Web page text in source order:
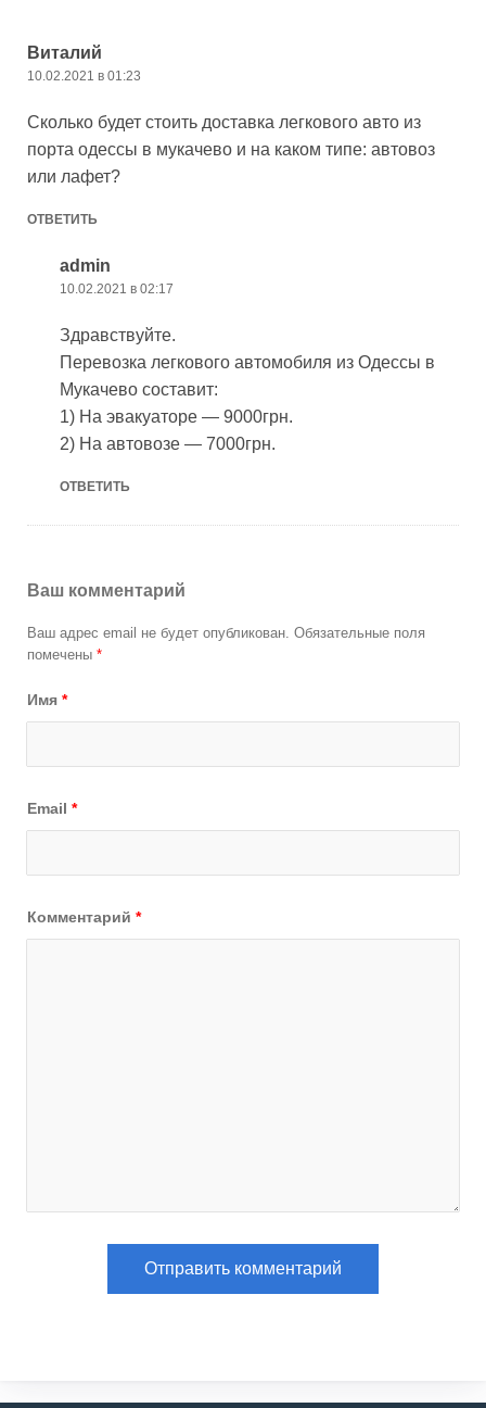
Виталий
10.02.2021 в 01:23
Сколько будет стоить доставка легкового авто из
порта одессы в мукачево и на каком типе: автовоз
или лафет?
ОТВЕТИТЬ
admin
10.02.2021 в 02:17
Здравствуйте.
Перевозка легкового автомобиля из Одессы в
Мукачево составит:
1) На эвакуаторе — 9000грн.
2) На автовозе — 7000грн.
ОТВЕТИТЬ
Ваш комментарий
Ваш адрес email не будет опубликован. Обязательные поля
помечены *
Имя *
Email *
Комментарий *